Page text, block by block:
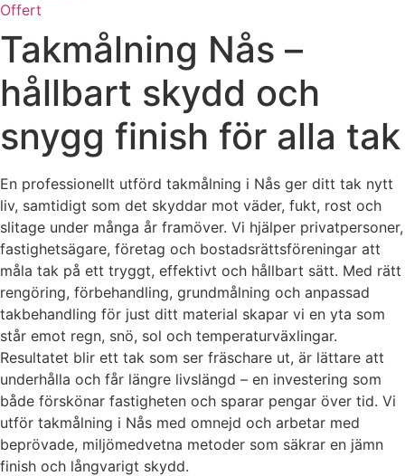
Offert
Takmålning Nås –
hållbart skydd och
snygg finish för alla tak
En professionellt utförd takmålning i Nås ger ditt tak nytt
liv, samtidigt som det skyddar mot väder, fukt, rost och
slitage under många år framöver. Vi hjälper privatpersoner,
fastighetsägare, företag och bostadsrättsföreningar att
måla tak på ett tryggt, effektivt och hållbart sätt. Med rätt
rengöring, förbehandling, grundmålning och anpassad
takbehandling för just ditt material skapar vi en yta som
står emot regn, snö, sol och temperaturväxlingar.
Resultatet blir ett tak som ser fräschare ut, är lättare att
underhålla och får längre livslängd – en investering som
både förskönar fastigheten och sparar pengar över tid. Vi
utför takmålning i Nås med omnejd och arbetar med
beprövade, miljömedvetna metoder som säkrar en jämn
finish och långvarigt skydd.